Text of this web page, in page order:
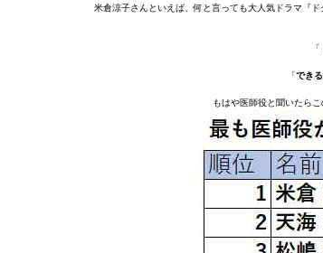
米倉涼子さんといえば、何と言っても大人気ドラマ『
「
「でき
もはや医師役と聞いたら